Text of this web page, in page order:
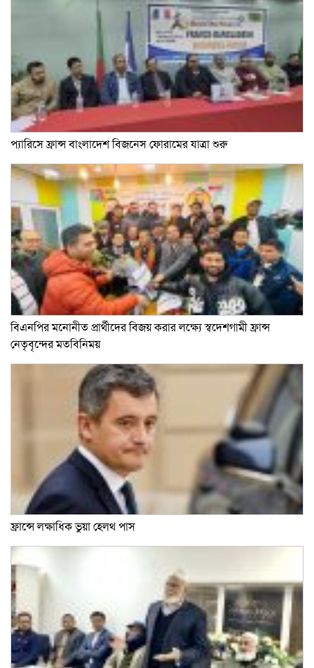
প্যারিসে ফ্রান্স বাংলাদেশ বিজনেস ফোরামের যাত্রা শুরু
বিএনপির মনোনীত প্রার্থীদের বিজয় করার লক্ষ্যে স্বদেশগামী ফ্রান্স
নেতৃবৃন্দের মতবিনিময়
ফ্রান্সে লক্ষাধিক ভুয়া হেলথ পাস